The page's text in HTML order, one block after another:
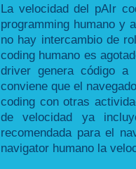
La velocidad del pAIr
programming humano y
no hay intercambio de
coding humano es
driver genera código a
conviene que el
coding con otras
de velocidad ya
recomendada para el
navigator humano la